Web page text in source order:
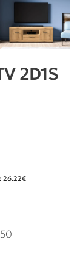
2D1S
26.22€